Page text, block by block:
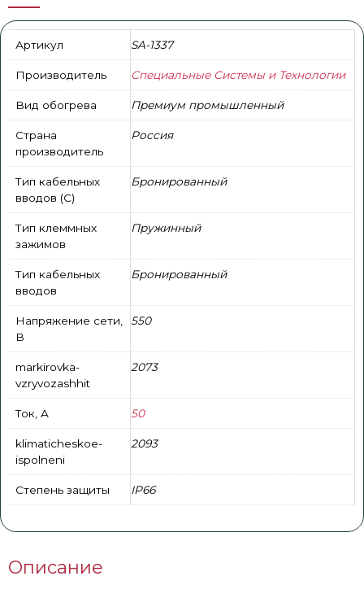
Артикул SA-1337
Производитель Специальные Системы и Технологии
Вид обогрева Премиум промышленный
Страна
производитель
Россия
Тип кабельных
вводов (С)
Бронированный
Тип клеммных
зажимов
Пружинный
Тип кабельных
вводов
Бронированный
Напряжение сети,
В
550
markirovka-
vzryvozashhit
2073
Ток, A 50
klimaticheskoe-
ispolneni
2093
Степень защиты IP66
Описание